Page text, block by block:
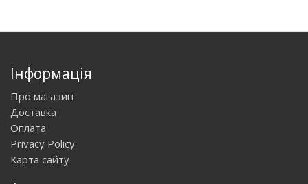
Інформація
Про магазин
Доставка
Оплата
Privacy Policy
Карта сайту